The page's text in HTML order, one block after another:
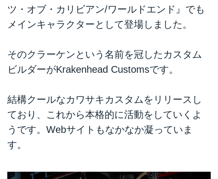
ツ・オブ・カリビアン/ワールドエンド』でも
メインキャラクターとして登場しました。
そのクラーケンという名前を冠したカスタム
ビルダーがKrakenhead Customsです。
結構クールなカワサキカスタムをリリースし
ており、これから本格的に活動をしていくよ
うです。Webサイトもなかなか凝っていま
す。